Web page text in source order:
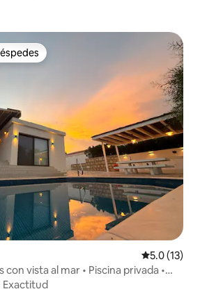
preferido
Calificación
5.0 (13)
vista al mar • Piscina privada •
Exactitud